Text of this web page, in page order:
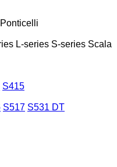
Ponticelli
L-series S-series Scala
S415
S517 S531 DT